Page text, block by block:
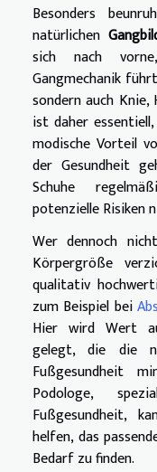
Besonders
natürlichen
sich nach
Gangmechanik
sondern auch Knie,
ist daher
modische Vorteil
der Gesundheit
Schuhe
potenzielle Risiken
Wer dennoch
Körpergröße
qualitativ
zum Beispiel bei
Hier wird Wert
gelegt, die die
Fußgesundheit
Podologe,
Fußgesundheit,
helfen, das
Bedarf zu finden.